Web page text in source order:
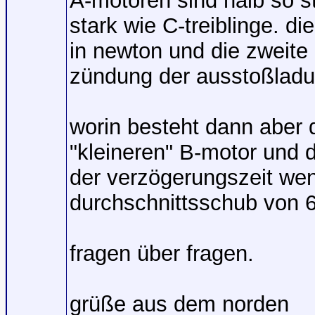
stark wie C-treiblinge.
in newton und die
zündung der
worin besteht dann aber
"kleineren" B-motor und
der verzögerungszeit
durchschnittsschub von
fragen über fragen.
grüße aus dem norden